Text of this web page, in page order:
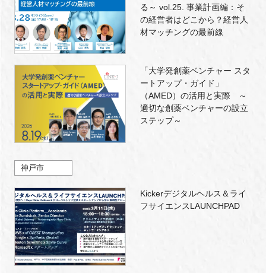
る～ vol.25. 事業計画編：そ
の経営者はどこから？経営人
材マッチングの最前線
「大学発創薬ベンチャー スタ
ートアップ・ガイド」
（AMED）の活用と実際 ～
適切な創薬ベンチャーの設立
ステップ～
神戸市
Kickerデジタルヘルス＆ライ
フサイエンスLAUNCHPAD